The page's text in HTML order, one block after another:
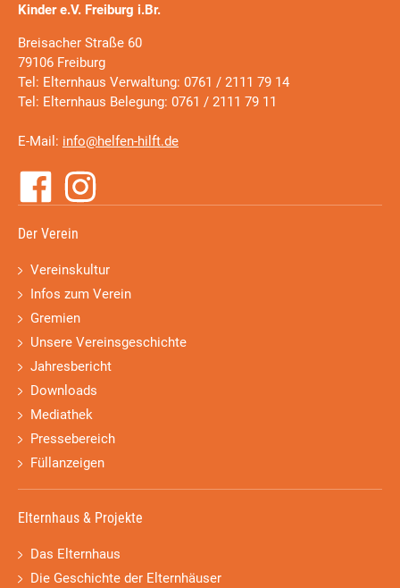
Kinder e.V. Freiburg i.Br.
Breisacher Straße 60
79106 Freiburg
Tel: Elternhaus Verwaltung: 0761 / 2111 79 14
Tel: Elternhaus Belegung: 0761 / 2111 79 11
E-Mail: info@helfen-hilft.de
Der Verein
Vereinskultur
Infos zum Verein
Gremien
Unsere Vereinsgeschichte
Jahresbericht
Downloads
Mediathek
Pressebereich
Füllanzeigen
Elternhaus & Projekte
Das Elternhaus
Die Geschichte der Elternhäuser